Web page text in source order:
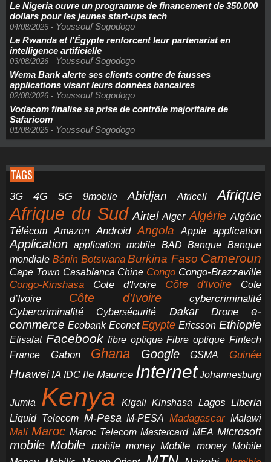
Le Nigeria ouvre un programme de financement de 350.000
dollars pour les jeunes start-ups tech
04/08/2026 - Youssouf Sogodogo
Le Rwanda et l'Égypte renforcent leur partenariat en
intelligence artificielle
03/08/2026 - Youssouf Sogodogo
Wema Bank alerte ses clients contre de fausses
applications visant leurs données bancaires
02/08/2026 - Youssouf Sogodogo
Vodacom finalise sa prise de contrôle majoritaire de
Safaricom
01/08/2026 - Youssouf Sogodogo
TAGS
3G 4G 5G 9mobile Abidjan Africell Afrique
Afrique du Sud Airtel Alger Algérie Algérie
Télécom
Amazon Android Angola Apple application
Application application mobile BAD Banque Banque
mondiale Bénin Botswana Burkina Faso Cameroun
Cape Town Casablanca Chine Congo Congo-Brazzaville
Congo-Kinshasa Cote d'Ivoire Côte d'Ivoire
Cote
d’Ivoire
Côte d’Ivoire
cybercriminalité
Cybercriminalité
Cybersécurité Dakar Drone
e-
commerce Ecobank Econet Egypte Ericsson Ethiopie
Etisalat Facebook fibre optique Fibre optique Fintech
France
Gabon Ghana Google GSMA Guinée
Huawei IA IDC Ile Maurice Internet Johannesburg
Jumia Kenya Kigali Kinshasa Lagos Liberia
Liquid Telecom M-Pesa M-PESA Madagascar Malawi
Mali Maroc Maroc Telecom Mastercard MEA Microsoft
mobile Mobile mobile money Mobile money Mobile